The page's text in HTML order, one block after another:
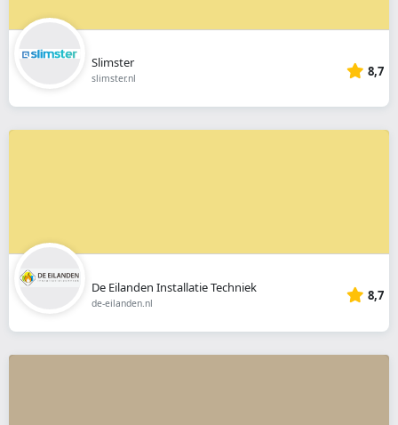
Slimster
slimster.nl 8,7
De Eilanden Installatie Techniek
de-eilanden.nl 8,7